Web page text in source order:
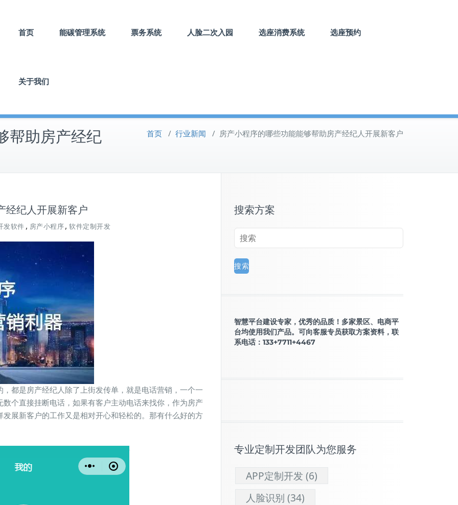
首页 能碳管理系统 票务系统 人脸二次入园 选座消费系统 选座预约
关于我们
帮助房产经纪 首页 / 行业新闻 / 房产小程序的哪些功能能够帮助房产经纪人开展新客户
经纪人开展新客户
发软件 , 房产小程序, 软件定制开发
都是房产经纪人除了上街发传单，就是电话营销，一个一
个直接挂断电话，如果有客户主动电话来找你，作为房产
展新客户的工作又是相对开心和轻松的。那有什么好的方
搜索方案
智慧平台建设专家，优秀的品质！多家景区、电商平
台均使用我们产品。可向客服专员获取方案资料，联
系电话：133+7711+4467
专业定制开发团队为您服务
APP定制开发 (6)
人脸识别 (34)